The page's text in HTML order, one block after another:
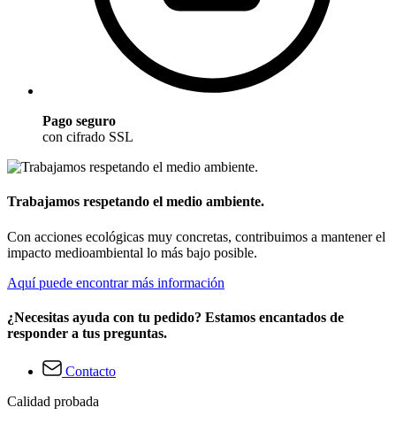
Pago seguro
con cifrado SSL
Trabajamos respetando el medio ambiente.
Con acciones ecológicas muy concretas, contribuimos a mantener el
impacto medioambiental lo más bajo posible.
Aquí puede encontrar más información
¿Necesitas ayuda con tu pedido? Estamos encantados de
responder a tus preguntas.
Contacto
Calidad probada